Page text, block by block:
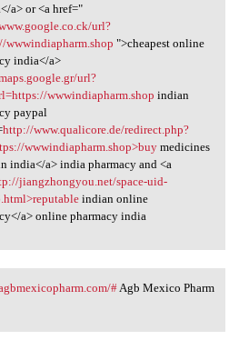
a> or <a href="
url?
wwwindiapharm.shop ">cheapest online
india</a>
url?
wwwindiapharm.shop indian
paypal
http://www.qualicore.de/redirect.php?
wwwindiapharm.shop>buymedicines
india</a> india pharmacy and <a
jiangzhongyou.net/space-uid-
indian online
a> online pharmacy india
#
#Agb Mexico Pharm